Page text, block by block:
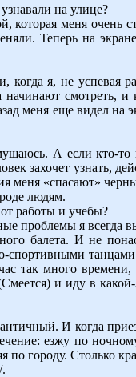
на улице?
которая меня очень
Теперь на
я, не успевая
смотреть, и
меня еще видел на
А если кто-то
захочет узнать,
меня «спасают»
людям.
работы и учебы?
проблемы я всегда
балета. И не
спортивными
так много времени,
и иду в
И когда
езжу по
городу. Столько